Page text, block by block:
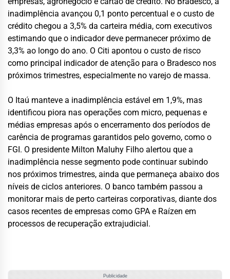
inadimplência avançou 0,1 ponto percentual e o custo de
crédito chegou a 3,5% da carteira média, com executivos
estimando que o indicador deve permanecer próximo de
3,3% ao longo do ano. O Citi apontou o custo de risco
como principal indicador de atenção para o Bradesco nos
próximos trimestres, especialmente no varejo de massa.
O Itaú manteve a inadimplência estável em 1,9%, mas
identificou piora nas operações com micro, pequenas e
médias empresas após o encerramento dos períodos de
carência de programas garantidos pelo governo, como o
FGI. O presidente Milton Maluhy Filho alertou que a
inadimplência nesse segmento pode continuar subindo
nos próximos trimestres, ainda que permaneça abaixo dos
níveis de ciclos anteriores. O banco também passou a
monitorar mais de perto carteiras corporativas, diante dos
casos recentes de empresas como GPA e Raízen em
processos de recuperação extrajudicial.
Publicidade